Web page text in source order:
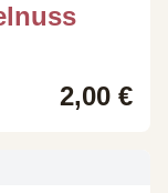
2,00 €